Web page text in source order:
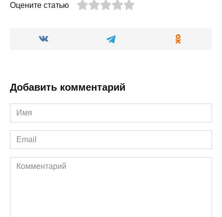
Оцените статью
Добавить комментарий
Имя
*
Email
*
Комментарий